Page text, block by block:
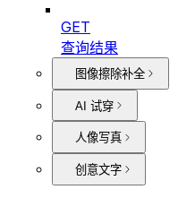
GET
查询结果
图像擦除补全
AI 试穿
人像写真
创意文字